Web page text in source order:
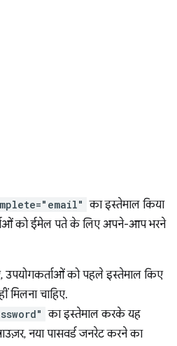
का इस्तेमाल किया
को ईमेल पते के लिए अपने-आप भरने
उपयोगकर्ताओं को पहले इस्तेमाल किए
मिलना चाहिए.
का इस्तेमाल करके यह
नया पासवर्ड जनरेट करने का